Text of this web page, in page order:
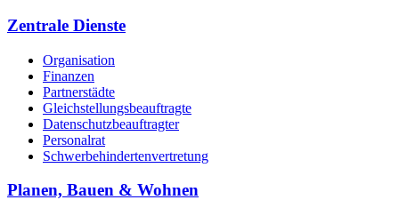
Zentrale Dienste
Organisation
Finanzen
Partnerstädte
Gleichstellungsbeauftragte
Datenschutzbeauftragter
Personalrat
Schwerbehinderten­vertretung
Planen, Bauen & Wohnen